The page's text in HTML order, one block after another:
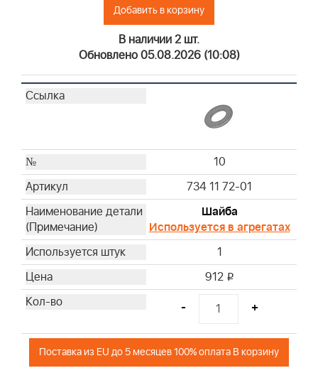
Добавить в корзину
В наличии 2 шт.
Обновлено 05.08.2026 (10:08)
10
734 11 72-01
Шайба
Используется в агрегатах
1
912 i
- +
Поставка из EU до 5 месяцев 100% оплата В корзину